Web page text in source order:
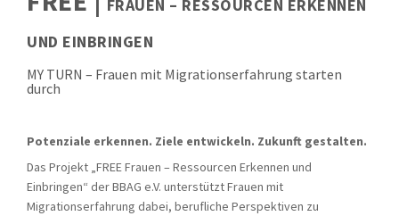
FRAUEN – RESSOURCEN ERKENNEN
UND EINBRINGEN
MY TURN – Frauen mit Migrationserfahrung starten
durch
Potenziale erkennen. Ziele entwickeln. Zukunft gestalten.
Das Projekt „FREE Frauen – Ressourcen Erkennen und
Einbringen“ der BBAG e.V. unterstützt Frauen mit
Migrationserfahrung dabei, berufliche Perspektiven zu